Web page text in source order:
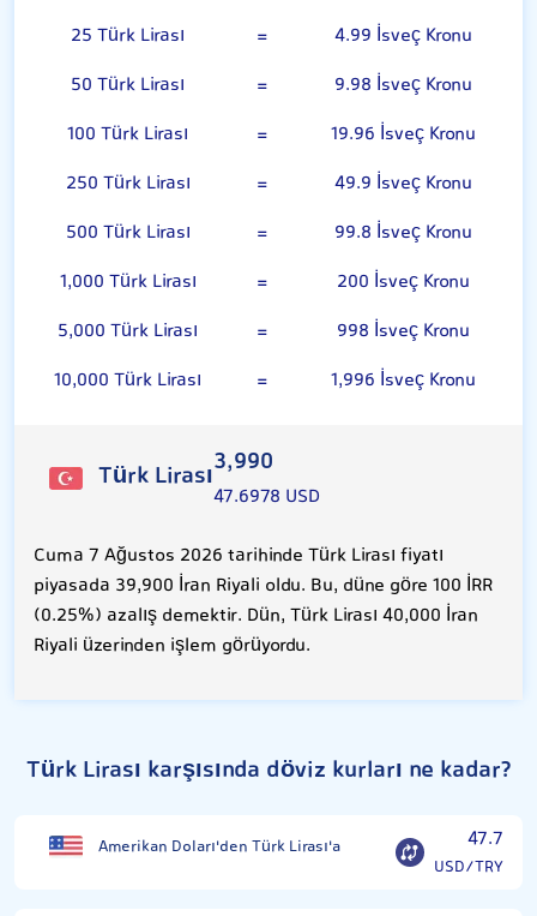
25 Türk Lirası
=
4.99 İsveç Kronu
50 Türk Lirası
=
9.98 İsveç Kronu
100 Türk Lirası
=
19.96 İsveç Kronu
250 Türk Lirası
=
49.9 İsveç Kronu
500 Türk Lirası
=
99.8 İsveç Kronu
1,000 Türk Lirası
=
200 İsveç Kronu
5,000 Türk Lirası
=
998 İsveç Kronu
10,000 Türk Lirası
= 1,996 İsveç Kronu
Türk Lirası3,990
47.6978 USD
Cuma 7 Ağustos 2026 tarihinde Türk Lirası fiyatı
piyasada 39,900 İran Riyali oldu. Bu, düne göre 100 İRR
(0.25%) azalış demektir. Dün, Türk Lirası 40,000 İran
Riyali üzerinden işlem görüyordu.
Türk Lirası karşısında döviz kurları ne kadar?
Amerikan Doları'den Türk Lirası'a 47.7
USD/TRY